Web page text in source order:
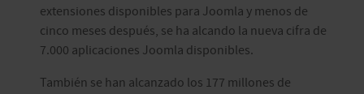
extensiones disponibles para Joomla y menos de
cinco meses después, se ha alcando la nueva cifra de
7.000 aplicaciones Joomla disponibles.
También se han alcanzado los 177 millones de